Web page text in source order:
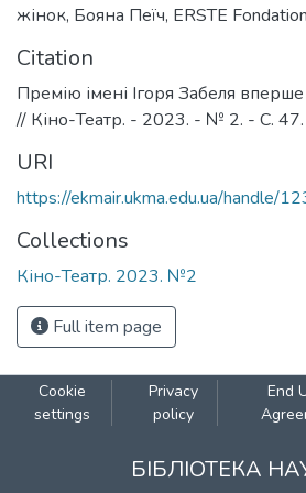
жінок, Бояна Пеїч, ERSTE Fondation
Citation
Премію імені Ігоря Забеля
// Кіно-Театр. - 2023. - № 2. - C. 47.
URI
https://ekmair.ukma.edu.ua/handle/
Collections
Кіно-Театр. 2023. №2
Full item page
Cookie
settings
Privacy
policy
End
БІБЛІОТЕКА